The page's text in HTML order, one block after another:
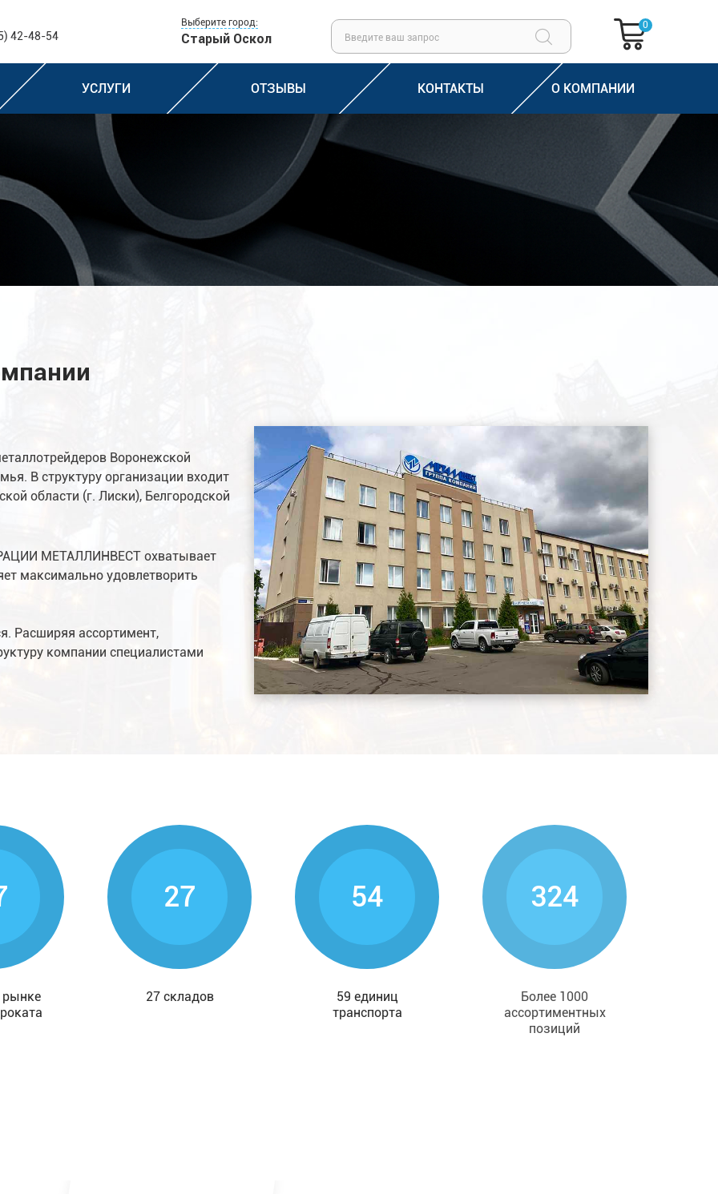
42-48-54
Выберите город:
Старый Оскол
0
УСЛУГИ ОТЗЫВЫ КОНТАКТЫ О КОМПАНИИ
Воронежской
В структуру организации входит
области (г. Лиски), Белгородской
МЕТАЛЛИНВЕСТ охватывает
максимально удовлетворить
Расширяя ассортимент,
компании специалистами
рынке
27
27 складов
59
59 единиц
транспорта
987
Более 1000
ассортиментных
позиций